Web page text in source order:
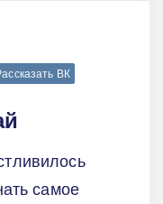
ВК
самое